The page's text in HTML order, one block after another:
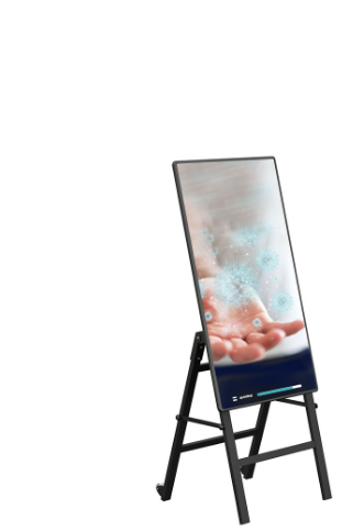
digitaler Kundenstopper in Staffelei-Form
Kundenstopper in Staffelei-Form